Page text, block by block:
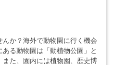
か？海外で動物園に行く機会
る動物園は「動植物公園」と
た、園内には植物園、歴史博